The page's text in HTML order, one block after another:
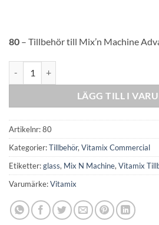
80 – Tillbehör till Mix’n Machine
LÄGG TILL I
Artikelnr:80
Kategorier:Tillbehör, Vitamix Commercial
Etiketter:glass, Mix N Machine, Vitamix
Varumärke:Vitamix